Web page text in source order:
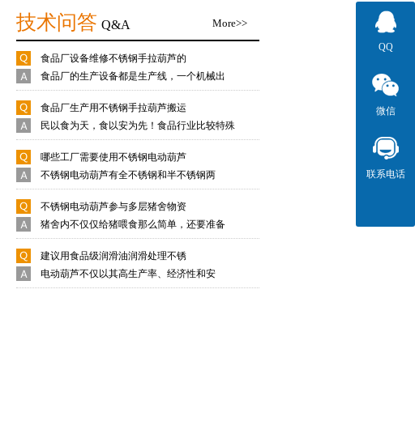
More>>
技术问答 Q&A
食品厂设备维修不锈钢手拉葫芦的
食品厂的生产设备都是生产线，一个机械出
食品厂生产用不锈钢手拉葫芦搬运
民以食为天，食以安为先！食品行业比较特殊
哪些工厂需要使用不锈钢电动葫芦
不锈钢电动葫芦有全不锈钢和半不锈钢两
不锈钢电动葫芦参与多层猪舍物资
猪舍内不仅仅给猪喂食那么简单，还要准备
建议用食品级润滑油润滑处理不锈
电动葫芦不仅以其高生产率、经济性和安
QQ
微信
联系电话